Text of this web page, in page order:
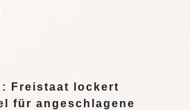
: Freistaat lockert
für angeschlagene